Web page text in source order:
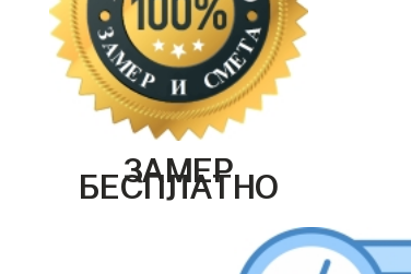
ЗАМЕР
БЕСПЛАТНО